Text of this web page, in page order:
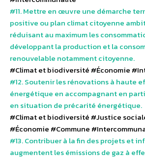
#11. Mettre en œuvre une démarche
positive ou plan climat citoyenne
réduisant au maximum les
développant la production et la
renouvelable notamment citoyenne.
#Climat et biodiversité #Économie
#12. Soutenir les rénovations à haute
énergétique en accompagnant en
en situation de précarité énergétique.
#Climat et biodiversité #Justice
#Économie #Commune
#13. Contribuer à la fin des projets et
augmentent les émissions de gaz à